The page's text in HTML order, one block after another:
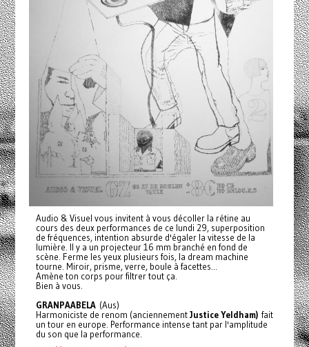
Audio & Visuel vous invitent à vous décoller la rétine au
cours des deux performances de ce lundi 29, superposition
de fréquences, intention absurde d'égaler la vitesse de la
lumière. Il y a un projecteur 16 mm branché en fond de
scène. Ferme les yeux plusieurs fois, la dream machine
tourne. Miroir, prisme, verre, boule à facettes...
Amène ton corps pour filtrer tout ça.
Bien à vous.
GRANPAABELA(Aus)
Harmoniciste de renom (anciennementJustice Yeldham)fait
un tour en europe. Performance intense tant par l'amplitude
du son que la performance.